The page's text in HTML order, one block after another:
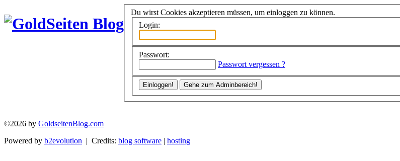
Du wirst Cookies akzeptieren müssen, um einloggen zu können.
Login:
Passwort:
Passwort vergessen ?
©2026 by GoldseitenBlog.com
Powered by b2evolution | Credits: blog software | hosting